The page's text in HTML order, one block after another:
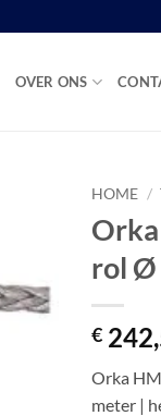
OVER ONS
HOME /
rol Ø
€
Orka
meter |